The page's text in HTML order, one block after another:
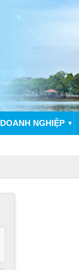
DOANH NGHIỆP ▼